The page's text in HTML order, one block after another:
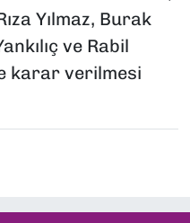
Yılmaz, Burak
ve Rabil
karar verilmesi